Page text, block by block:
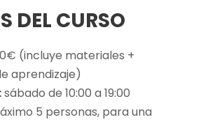
DEL CURSO
(incluye materiales +
aprendizaje)
sábado de 10:00 a 19:00
5 personas, para una